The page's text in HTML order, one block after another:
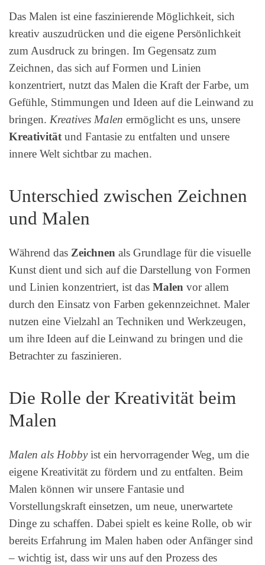
Das Malen ist eine faszinierende Möglichkeit, sich
kreativ auszudrücken und die eigene Persönlichkeit
zum Ausdruck zu bringen. Im Gegensatz zum
Zeichnen, das sich auf Formen und Linien
konzentriert, nutzt das Malen die Kraft der Farbe, um
Gefühle, Stimmungen und Ideen auf die Leinwand zu
bringen. Kreatives Malen ermöglicht es uns, unsere
Kreativität und Fantasie zu entfalten und unsere
innere Welt sichtbar zu machen.
Unterschied zwischen Zeichnen
und Malen
Während das Zeichnen als Grundlage für die visuelle
Kunst dient und sich auf die Darstellung von Formen
und Linien konzentriert, ist das Malen vor allem
durch den Einsatz von Farben gekennzeichnet. Maler
nutzen eine Vielzahl an Techniken und Werkzeugen,
um ihre Ideen auf die Leinwand zu bringen und die
Betrachter zu faszinieren.
Die Rolle der Kreativität beim
Malen
Malen als Hobbyist ein hervorragender Weg, um die
eigene Kreativität zu fördern und zu entfalten. Beim
Malen können wir unsere Fantasie und
Vorstellungskraft einsetzen, um neue, unerwartete
Dinge zu schaffen. Dabei spielt es keine Rolle, ob wir
bereits Erfahrung im Malen haben oder Anfänger sind
– wichtig ist, dass wir uns auf den Prozess des